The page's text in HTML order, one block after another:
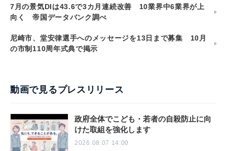
7月の景気DIは43.6で3カ月連続改善 10業界中6業界が上
向く 帝国データバンク調べ
尼崎市、堂安律選手へのメッセージを13日まで募集 10月
の市制110周年式典で掲示
動画で見るプレスリリース
政府全体でこども・若者の自殺防止に向
けた取組を強化します
2026.08.07 14:00